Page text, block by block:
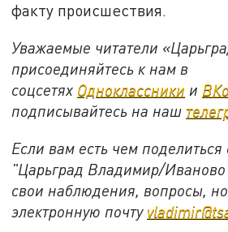
факту происшествия.
Уважаемые читатели
присоединяйтесь к нам в
соцсетях Одноклассники и
подписывайтесь на наш
Если вам есть чем
"Царьград Владимир/
свои наблюдения, вопросы,
электронную почту